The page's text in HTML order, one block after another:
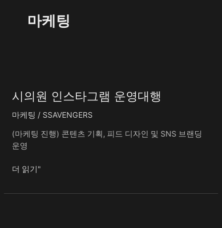
마케팅
시의원 인스타그램 운영대행
마케팅 / SSAVENGERS
(마케팅 진행) 콘텐츠 기획, 피드 디자인 및 SNS 브랜딩
운영
원
스
타
그
운
더 읽기"